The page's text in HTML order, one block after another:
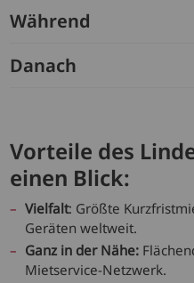
Während
Danach
Vorteile des
einen Blick:
Vielfalt: Größte
Geräten weltweit.
Ganz in der Nähe:
Mietservice-Netzwerk.